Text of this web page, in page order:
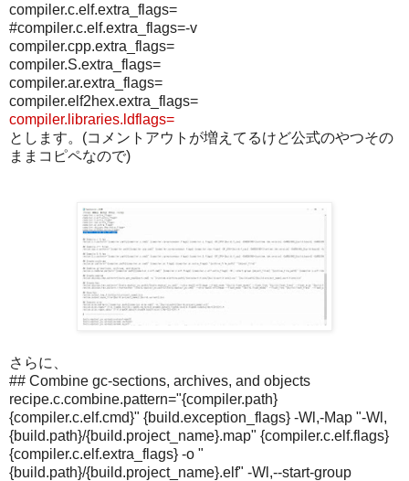
compiler.c.elf.extra_flags=
#compiler.c.elf.extra_flags=-v
compiler.cpp.extra_flags=
compiler.S.extra_flags=
compiler.ar.extra_flags=
compiler.elf2hex.extra_flags=
compiler.libraries.ldflags=
とします。(コメントアウトが増えてるけど公式のやつその
ままコピペなので)
さらに、
## Combine gc-sections, archives, and objects
recipe.c.combine.pattern="{compiler.path}
{compiler.c.elf.cmd}" {build.exception_flags} -Wl,-Map "-Wl,
{build.path}/{build.project_name}.map" {compiler.c.elf.flags}
{compiler.c.elf.extra_flags} -o "
{build.path}/{build.project_name}.elf" -Wl,--start-group